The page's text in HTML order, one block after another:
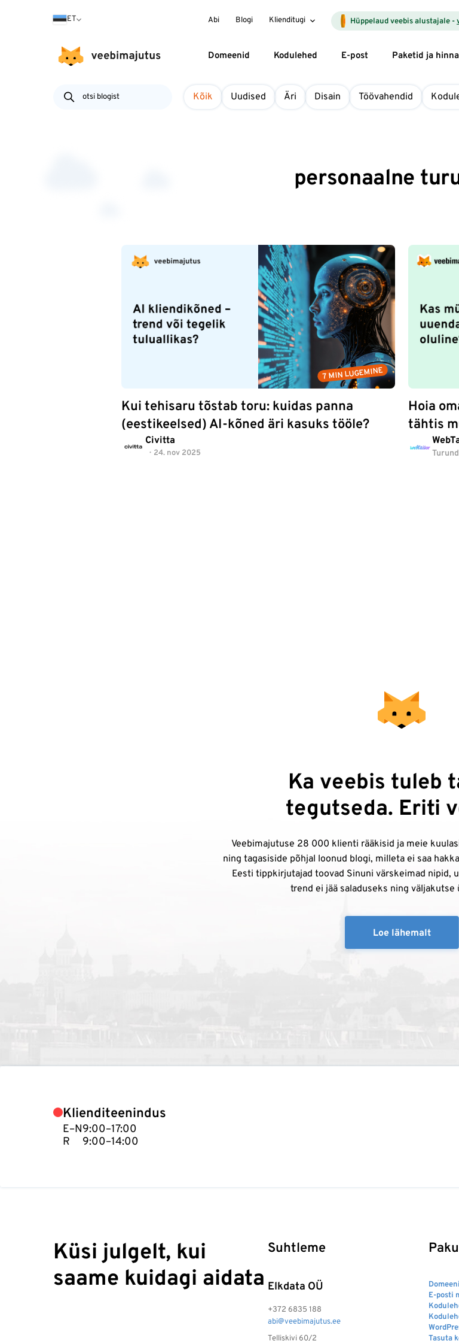
ET Abi Blogi Klienditugi Hüppelaud veebis alustajale -
Domeenid Kodulehed E-post Paketid ja
Kõik Uudised Äri Disain Töövahendid
personaalne
7 MIN LUGEMINE
Kui tehisaru tõstab toru: kuidas panna
(eestikeelsed) AI-kõned äri kasuks tööle?
Civitta
24. nov 2025
Hoia
tähtis
Ka veebis tuleb
tegutseda. Eriti
Veebimajutuse 28 000 klienti rääkisid ja meie
ning tagasiside põhjal loonud blogi, milleta ei saa
Eesti tippkirjutajad toovad Sinuni värskeimad nipid,
trend ei jää saladuseks ning väljakutse
Loe lähemalt
Klienditeenindus
E–N
R
9:00–17:00
9:00–14:00
Küsi julgelt, kui
saame kuidagi aidata
Suhtleme
Elkdata OÜ
+372 6835 188
abi@veebimajutus.ee
Telliskivi 60/2
E-posti
Tasuta